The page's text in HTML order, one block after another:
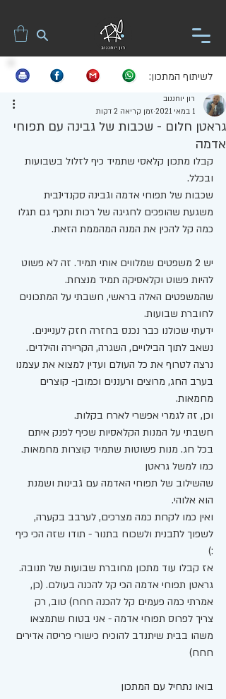
לשיתוף המתכון:
גראטן חלום - שכבות של גבינה עם תפוחי
אדמה
רון יוחננוב
1 במאי 2021
זמן קריאה 2 דקות
קבלו מתכון קלאסי שתמיד כיף לזלול בשבועות
ובכלל.
שכבות של תפוחי אדמה וגבינה סקנדינבית
משגעת שהופכים לחגיגה של רכות ותכף גם תגלו
כמה קל להכין את המנה המהממת הזאת.
יש 2 משפטים שמלווים אותי תמיד. זה לא פשוט
להיות פשוט וקלאסיקה תמיד מנצחת.
שהמשפטים האלה בראשי, חשבתי על המתכונים
לחוברת שבועות.
ידעתי שכולנו כבר נכנס בחזרה חזק לעניינים.
נשאב לתוך הבילויים, השגרה, הקריירה והילדים.
נרצה לטרוף את כל העולם ועדין למצוא את עצמנו
בערב החג, מרוצים ורעננים וכמובן- קוצרים
מחמאות.
וכן, זה לגמרי אפשרי לארח בקלות.
חשבתי על המנות הקלאסיות שכיף לפנק איתם
בכל חג. מנות פשוטות שתמיד קוצרות מחמאות.
כמו למשל גראטן
שהשילוב של תפוחי האדמה עם גבינות ושמנת
הוא אלוהי.
ואין כמו לקחת כמה מצרכים, לערבב בקערה,
לשפוך לתבנית ולשכוח בתנור - תודו שזה הכי כיף
:)
אז קבלו עוד מתכון מחוברת שבועות של תנובה.
גראטן תפוחי אדמה הכי קל להכנה בעולם. (כן,
אמרתי כמה פעמים קל להכנה חחח) טוב, רק
צריך לפרוס תפוחי אדמה - אני בטוח שתמצאו
משהו בבית שיתנדב להוכיח כישורי פריסה אדירים
חחח)
בואו נתחיל עם המתכון